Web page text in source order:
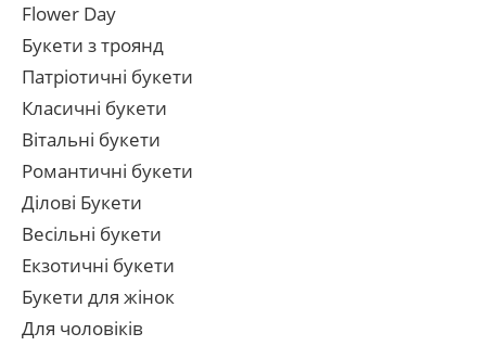
Flower Day
Букети з троянд
Патріотичні букети
Класичні букети
Вітальні букети
Романтичні букети
Ділові Букети
Весільні букети
Екзотичні букети
Букети для жінок
Для чоловіків